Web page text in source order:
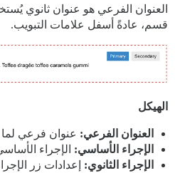
العنوان الفرعي هو عنوان ثانوي
قسم، عادةً أسفل علامات التبويب.
الهيكل
العنوان الفرعي: عنوان فرعي
الإجراء الأساسي: الإجراء
الإجراء الثانوي: إعدادات زر